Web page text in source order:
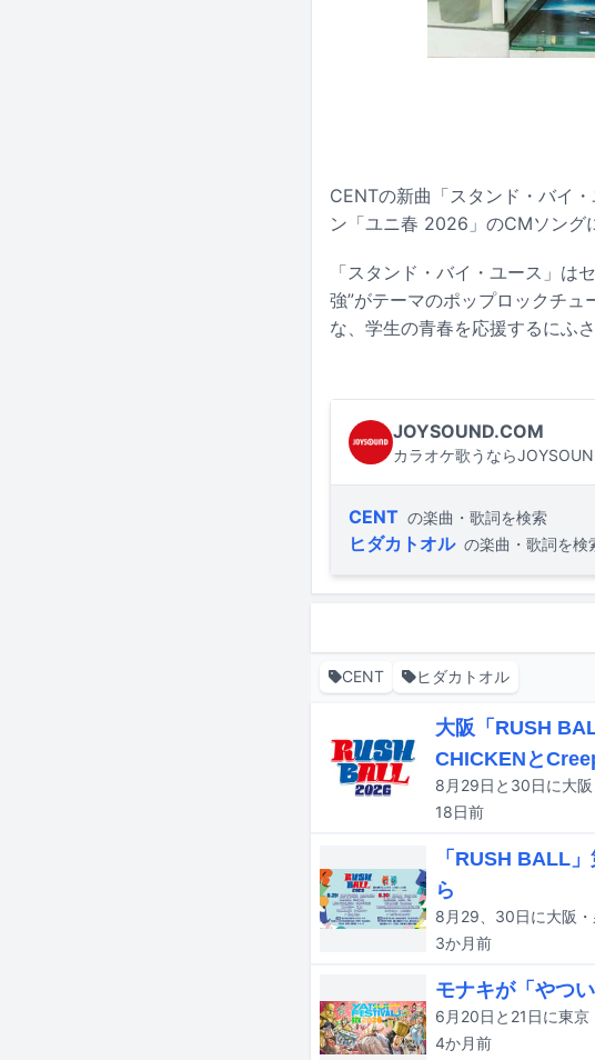
CENTの新曲「スタンド・バイ
ン「ユニ春 2026」のCMソング
「スタンド・バイ・ユース」は
強”がテーマのポップロックチ
な、学生の青春を応援するにふ
JOYSOUND.COM
カラオケ歌うなら
CENT の楽曲・歌詞を検索
ヒダカトオル の楽曲・歌詞を検
CENT ヒダカトオル
大阪「RUSH
CHICKENと
18日前
「RUSH BALL
ら
3か月前
モナキが「やつ
4か月前